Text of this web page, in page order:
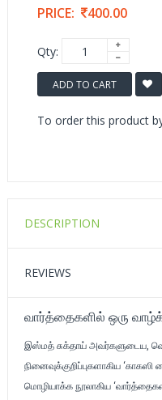
PRICE: 400.00
Qty:
ADD TO CART
To order this product
DESCRIPTION
REVIEWS
வார்த்தைகளில் ஒரு
இஸ்மத் சுக்தாய் அவர்களுடைய,
நினைவுக்குறிப்புகளாகிய
மொழியாக்க நூலாகிய